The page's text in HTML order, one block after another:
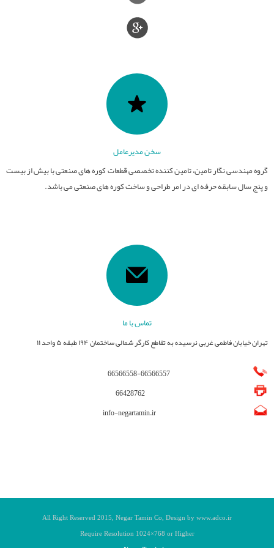
قطعات نسوز
فیلترهای مذاب
قطعات آلومینایی
تامین کوره های صنعتی
کوره های عملیات حرارتی
کوره های ذوب و ریخته گری
صنایع سرامیک
ذوب و ریخته گری
سخن مدیرعامل
گروه مهندسی نگار تامین، تامین کننده تخصصی قطعات کوره های صنعتی با بیش از بیست
و پنج سال سابقه حرفه ای در امر طراحی و ساخت کوره های صنعتی می باشد.
تماس با ما
تهران خیابان فاطمی غربی نرسیده به تقاطع کارگر شمالی ساختمان ۱۹۴ طبقه ۵ واحد ۱۱
66566558-66566557
66428762
info-negartamin.ir
All Right Reserved 201 5 , Negar Tamin Co, Design by www.adco.ir
Require Resolution 1024×768 or Higher